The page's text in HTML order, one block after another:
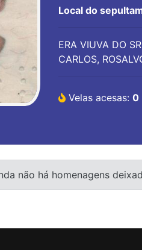
Local do
ERA VIUVA DO
CARLOS,
Velas acesas: 0
não há homenagens